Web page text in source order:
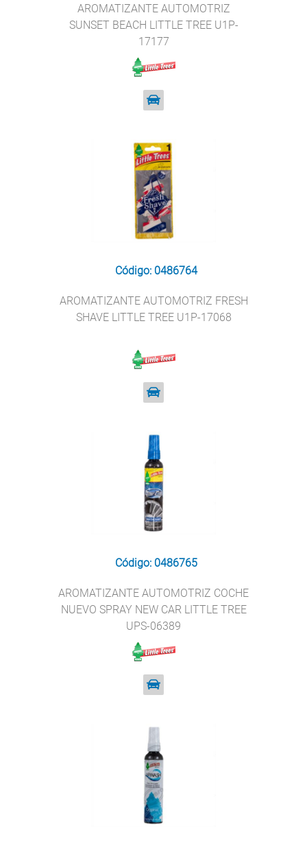
AROMATIZANTE AUTOMOTRIZ
SUNSET BEACH LITTLE TREE U1P-
17177
Código: 0486764
AROMATIZANTE AUTOMOTRIZ FRESH
SHAVE LITTLE TREE U1P-17068
Código: 0486765
AROMATIZANTE AUTOMOTRIZ COCHE
NUEVO SPRAY NEW CAR LITTLE TREE
UPS-06389